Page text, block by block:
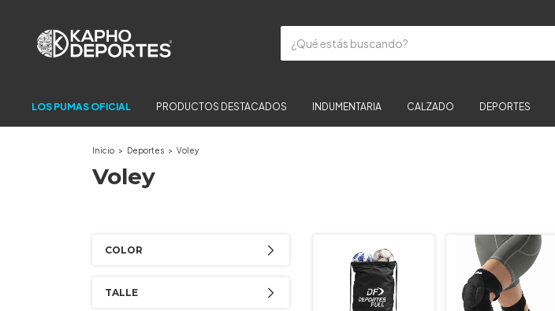
LOS PUMAS OFICIAL PRODUCTOS DESTACADOS INDUMENTARIA CALZADO DEPORTES
Inicio > Deportes > Voley
Voley
COLOR
TALLE